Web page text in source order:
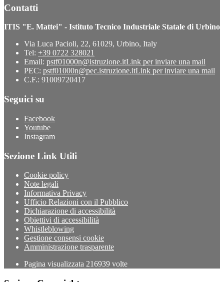
Contatti
ITIS "E. Mattei" - Istituto Tecnico Industriale Statale di Urbino
Via Luca Pacioli, 22, 61029, Urbino, Italy
Tel: +39 0722 328021
Email: pstf01000n@istruzione.itLink per inviare una mail
PEC: pstf01000n@pec.istruzione.itLink per inviare una mail
C.F.: 91009720417
Seguici su
Facebook
Youtube
Instagram
Sezione Link Utili
Cookie policy
Note legali
Informativa Privacy
Ufficio Relazioni con il Pubblico
Dichiarazione di accessibilità
Obiettivi di accessibilità
Whistleblowing
Gestione consensi cookie
Amministrazione trasparente
Pagina visualizzata 216939 volte